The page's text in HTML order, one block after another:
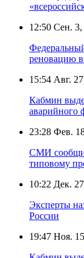
12:50 Сен. 3,
реновацию
15:54 Авг.
Кабмин
аварийного
23:28 Фев.
СМИ
типовому
10:22 Дек.
Эксперты
России
19:47 Ноя.